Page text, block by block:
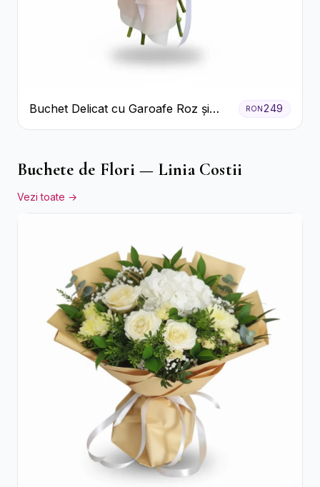
Buchet Delicat cu Garoafe Roz și
Crizanteme Albe
RON249
Buchete de Flori — Linia Costii
Vezi toate →